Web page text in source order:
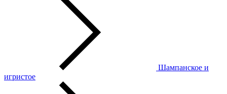
Шампанское и
игристое